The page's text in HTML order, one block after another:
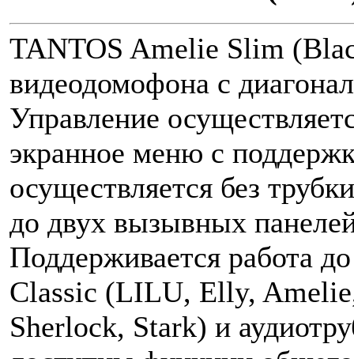
TANTOS Amelie Slim
видеодомофона с
Управление
экранное меню с
осуществляется без
до двух вызывных
Поддерживается работа
Classic (LILU, Elly,
Sherlock, Stark) и